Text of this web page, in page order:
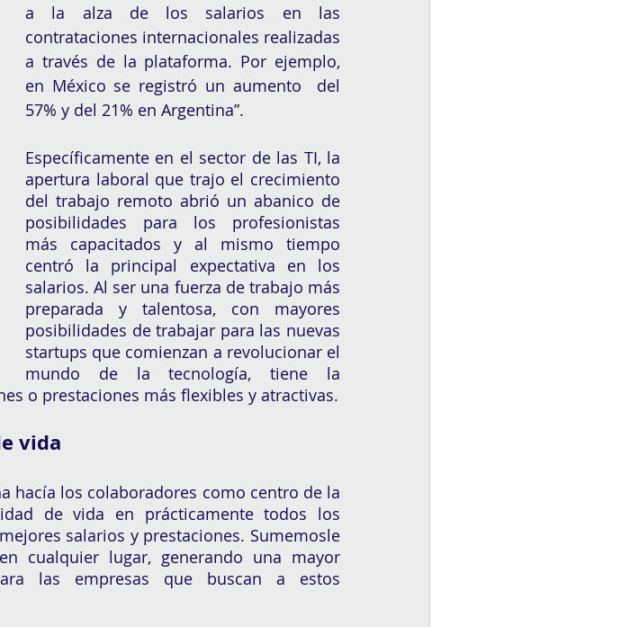
a la alza de los salarios en las
contrataciones internacionales realizadas
a través de la plataforma. Por ejemplo,
en México se registró un aumento  del
57% y del 21% en Argentina”.
Específicamente en el sector de las TI, la
apertura laboral que trajo el crecimiento
del trabajo remoto abrió un abanico de
posibilidades para los profesionistas
más capacitados y al mismo tiempo
centró la principal expectativa en los
salarios. Al ser una fuerza de trabajo más
preparada y talentosa, con mayores
posibilidades de trabajar para las nuevas
startups que comienzan a revolucionar el
mundo de la tecnología, tiene la
vida
hacía los colaboradores como centro de la
de vida en prácticamente todos los
salarios y prestaciones. Sumemosle
cualquier lugar, generando una mayor
las empresas que buscan a estos